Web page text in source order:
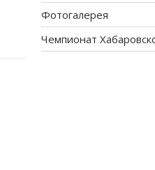
Фотогалерея
Чемпионат